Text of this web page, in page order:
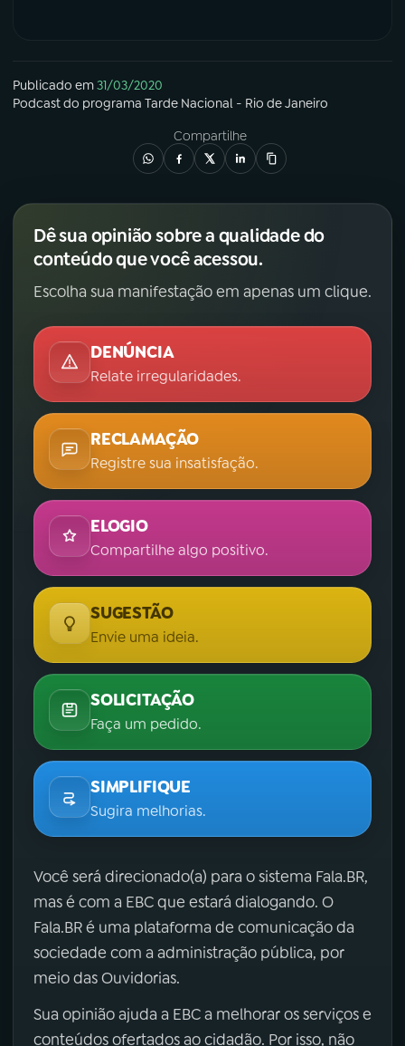
Publicado em31/03/2020
Podcastdo programa Tarde Nacional - Rio de Janeiro
Compartilhe
Dê sua opinião sobre a qualidade do
conteúdo que você acessou.
Escolha sua manifestação em apenas um clique.
DENÚNCIA
Relate irregularidades.
RECLAMAÇÃO
Registre sua insatisfação.
ELOGIO
Compartilhe algo positivo.
SUGESTÃO
Envie uma ideia.
SOLICITAÇÃO
Faça um pedido.
SIMPLIFIQUE
Sugira melhorias.
Você será direcionado(a) para o sistema Fala.BR,
mas é com a EBC que estará dialogando. O
Fala.BR é uma plataforma de comunicação da
sociedade com a administração pública, por
meio das Ouvidorias.
Sua opinião ajuda a EBC a melhorar os serviços e
conteúdos ofertados ao cidadão. Por isso, não